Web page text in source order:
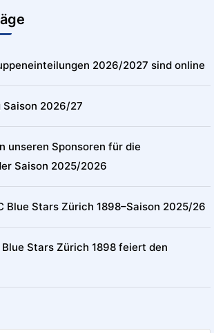
2026/2027 sind online
2026/27
unseren Sponsoren für die
Saison 2025/2026
Blue Stars Zürich 1898–Saison 2025/26
Stars Zürich 1898 feiert den